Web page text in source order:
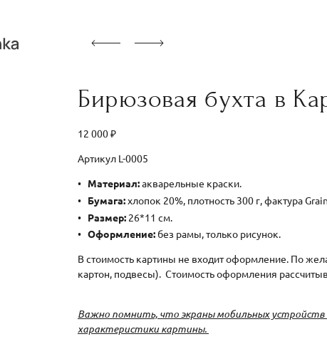
Бирюзовая бухта в
12 000 ₽
Артикул L-0005
Материал:акварельные краски.
Бумага:хлопок 20%, плотность 300 г, фактура
Размер: 26*11 см.
Оформление: без рамы, только рисунок.
В стоимость картины не входит оформление. По
картон, подвесы). Стоимость оформления
Важно помнить, что экраны мобильных
характеристики картины.